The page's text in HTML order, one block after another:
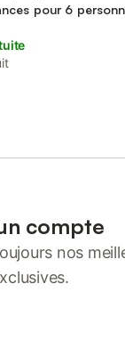
pour 6
compte
nos